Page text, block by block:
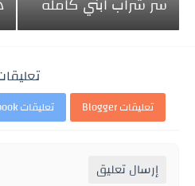
تعليقات Blogger تعليقات Facebook
إرسال تعليق